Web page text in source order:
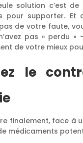
solution c’est de
pour supporter. Et
de votre faute,
pas « perdu »
de votre mieux
le
finalement, face à
médicaments